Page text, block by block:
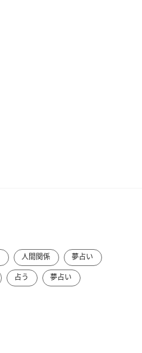
人間関係
夢占い
占う 夢占い